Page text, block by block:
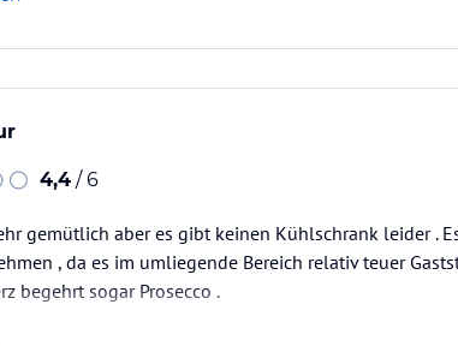
4,4 / 6
gemütlich aber es gibt keinen Kühlschrank leider .
, da es im umliegende Bereich relativ teuer
begehrt sogar Prosecco .